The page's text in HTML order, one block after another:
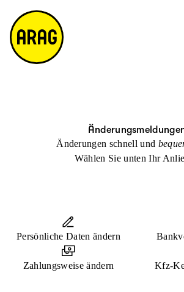
h
e
ta
k
ts
ei
te
e
m
a
p
Änderungen schnell und
Wählen Sie unten Ihr
Persönliche Daten ändern
Zahlungsweise ändern Kfz-